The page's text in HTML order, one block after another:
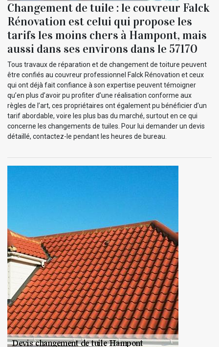
Changement de tuile : le couvreur Falck
Rénovation est celui qui propose les
tarifs les moins chers à Hampont, mais
aussi dans ses environs dans le 57170
Tous travaux de réparation et de changement de toiture peuvent
être confiés au couvreur professionnel Falck Rénovation et ceux
qui ont déjà fait confiance à son expertise peuvent témoigner
qu’en plus d’avoir pu profiter d’une réalisation conforme aux
règles de l’art, ces propriétaires ont également pu bénéficier d’un
tarif abordable, voire les plus bas du marché, surtout en ce qui
concerne les changements de tuiles. Pour lui demander un devis
détaillé, contactez-le pendant les heures de bureau.